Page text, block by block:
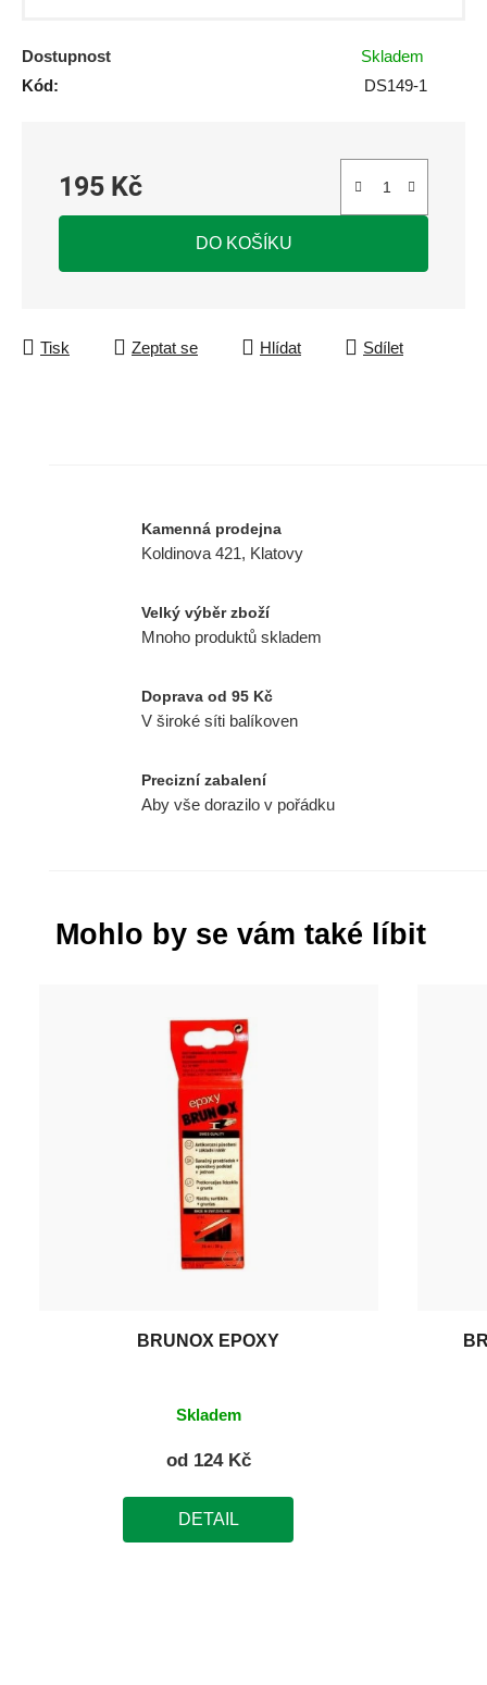
Dostupnost
Skladem
Kód:
DS149-1
195 Kč
Měrná cena:
DO KOŠÍKU
Tisk Zeptat se Hlídat Sdílet
Kamenná prodejna
Koldinova 421, Klatovy
Velký výběr zboží
Mnoho produktů skladem
Doprava od 95 Kč
V široké síti balíkoven
Precizní zabalení
Aby vše dorazilo v pořádku
Mohlo by se vám také líbit
BRUNOX EPOXY
Skladem
od 124 Kč
DETAIL